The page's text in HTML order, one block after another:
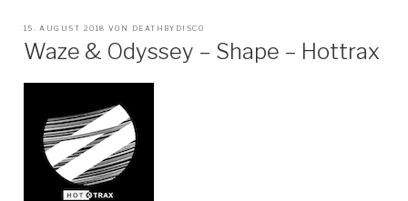
VERÖFFENTLICHT
15. AUGUST 2018 VON DEATHBYDISCO
Waze & Odyssey – Shape – Hottrax